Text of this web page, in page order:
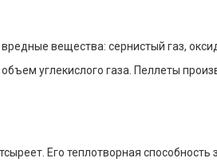
вещества: сернистый газ,
углекислого газа. Пеллеты
Его теплотворная способность